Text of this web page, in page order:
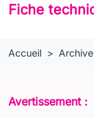
Fiche
Accueil Archive
Avertissement :